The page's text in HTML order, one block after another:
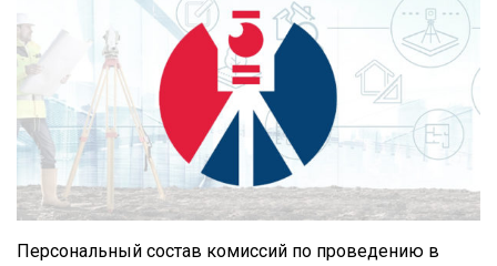
Персональный состав комиссий по проведению в